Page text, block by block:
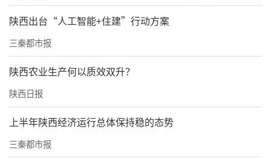
牧学、森林生态学、信息技术、乡村治理等。
当前，示范区发展正面临前所未有的重大发展
机遇，上合组织农业基地、秦创原农业板块、
中国（旱区）种业硅谷、自贸区和综保区等建
设不断取得新进展、实现新突破，中国杨凌上
合组织农业技术交流培训示范基地被历史性的
写入《上海合作组织成员国元首理事会撒马尔
罕宣言》，迫切需要集聚各方面优秀人才，这
陕西出台“人工智能+住建”行动方案
三秦都市报
陕西农业生产何以质效双升？
陕西日报
上半年陕西经济运行总体保持稳的态势
三秦都市报